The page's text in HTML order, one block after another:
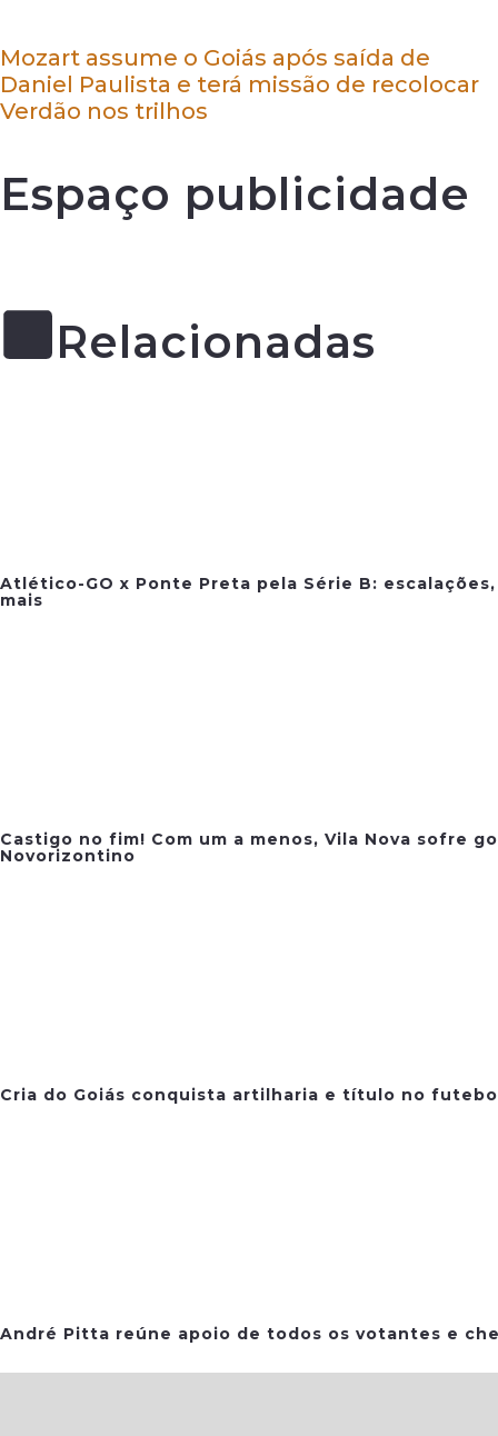
Mozart assume o Goiás após saída de
Daniel Paulista e terá missão de recolocar
Verdão nos trilhos
Espaço publicidade
Relacionadas
Atlético-GO x Ponte Preta pela Série B:
mais
Castigo no fim! Com um a menos, Vila Nova sofre
Novorizontino
Cria do Goiás conquista artilharia e título no
André Pitta reúne apoio de todos os votantes e